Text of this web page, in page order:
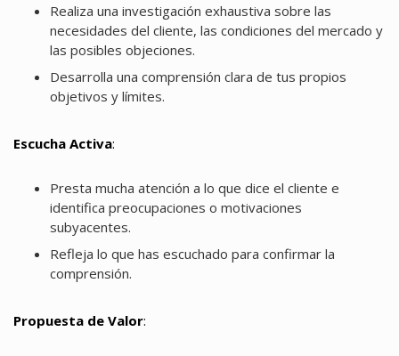
Realiza una investigación exhaustiva sobre las
necesidades del cliente, las condiciones del mercado y
las posibles objeciones.
Desarrolla una comprensión clara de tus propios
objetivos y límites.
Escucha Activa:
Presta mucha atención a lo que dice el cliente e
identifica preocupaciones o motivaciones
subyacentes.
Refleja lo que has escuchado para confirmar la
comprensión.
Propuesta de Valor: